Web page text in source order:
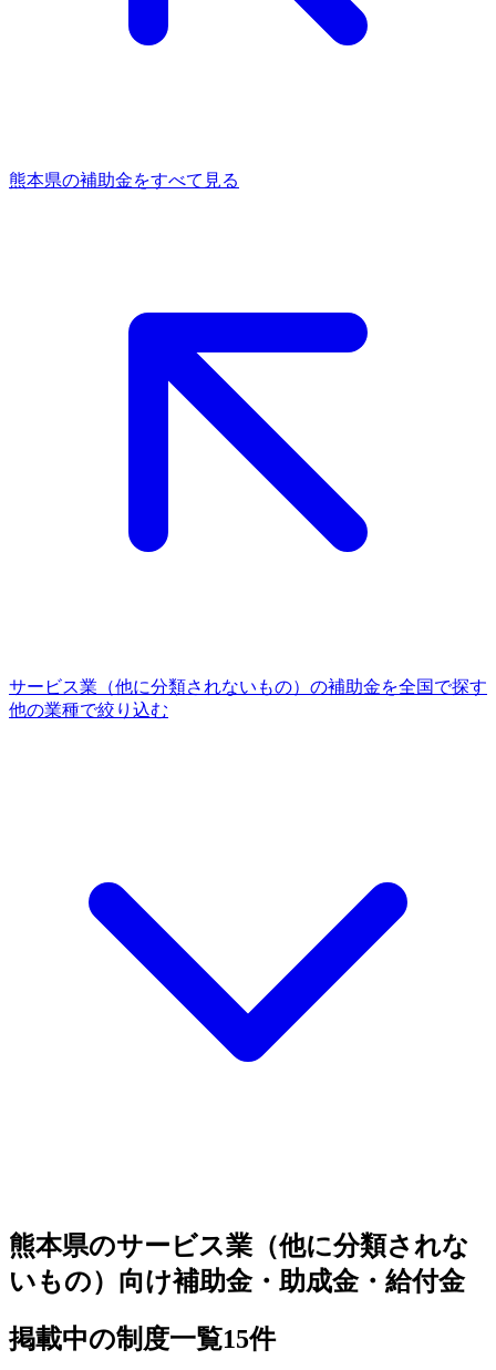
熊本県の補助金をすべて見る
サービス業（他に分類されないもの） の補助金を全国で探す
他の業種で絞り込む
熊本県のサービス業（他に分類されな
いもの）向け補助金・助成金・給付金
掲載中の制度一覧15件